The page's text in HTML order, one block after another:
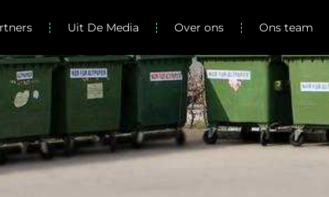
Uit De Media Over ons Ons team